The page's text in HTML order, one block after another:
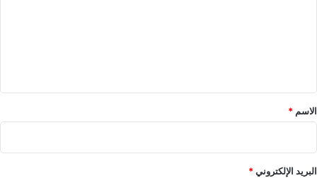
*
الاسم *
البريد الإلكتروني*